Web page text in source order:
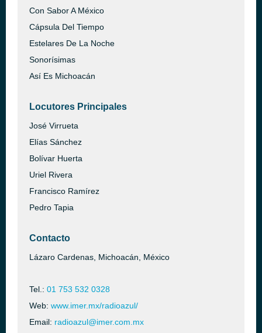
Con Sabor A México
Cápsula Del Tiempo
Estelares De La Noche
Sonorísimas
Así Es Michoacán
Locutores Principales
José Virrueta
Elías Sánchez
Bolívar Huerta
Uriel Rivera
Francisco Ramírez
Pedro Tapia
Contacto
Lázaro Cardenas, Michoacán, México
Tel.: 01 753 532 0328
Web: www.imer.mx/radioazul/
Email: radioazul@imer.com.mx